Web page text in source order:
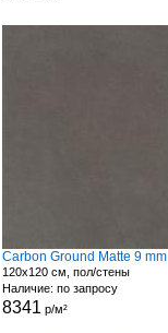
Carbon Ground Matte 9 mm
120x120 см, пол/стены
Наличие: по запросу
8341 р/м²